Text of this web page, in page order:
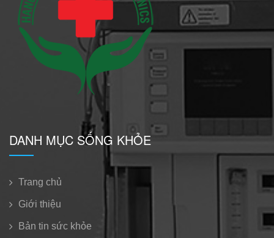
DANH MỤC SỐNG KHỎE
Trang chủ
Giới thiệu
Bản tin sức khỏe